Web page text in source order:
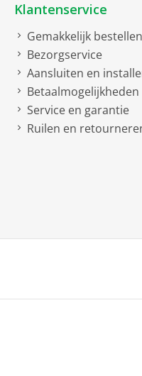
Klantenservice
Gemakkelijk bestellen
Bezorgservice
Aansluiten en
Betaalmogelijkheden
Service en garantie
Ruilen en